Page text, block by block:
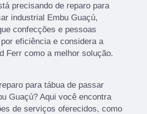
precisando de reparo para
industrial Embu Guaçú,
confecções e pessoas
eficiência e considera a
Ferr como a melhor solução.
para tábua de passar
Guaçú? Aqui você encontra
de serviços oferecidos, como